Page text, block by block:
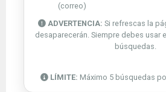
(correo)
ADVERTENCIA: Si refrescas la
desaparecerán. Siempre debes usar
búsquedas.
LÍMITE: Máximo 5 búsquedas